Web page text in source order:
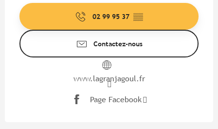
02 99 95 37 ▒▒
Contactez-nous
www.lagranjagoul.fr
Page Facebook